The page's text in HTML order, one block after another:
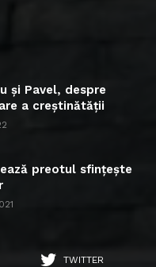
și Pavel, despre
a creștinătății
preotul sfințește
TWITTER